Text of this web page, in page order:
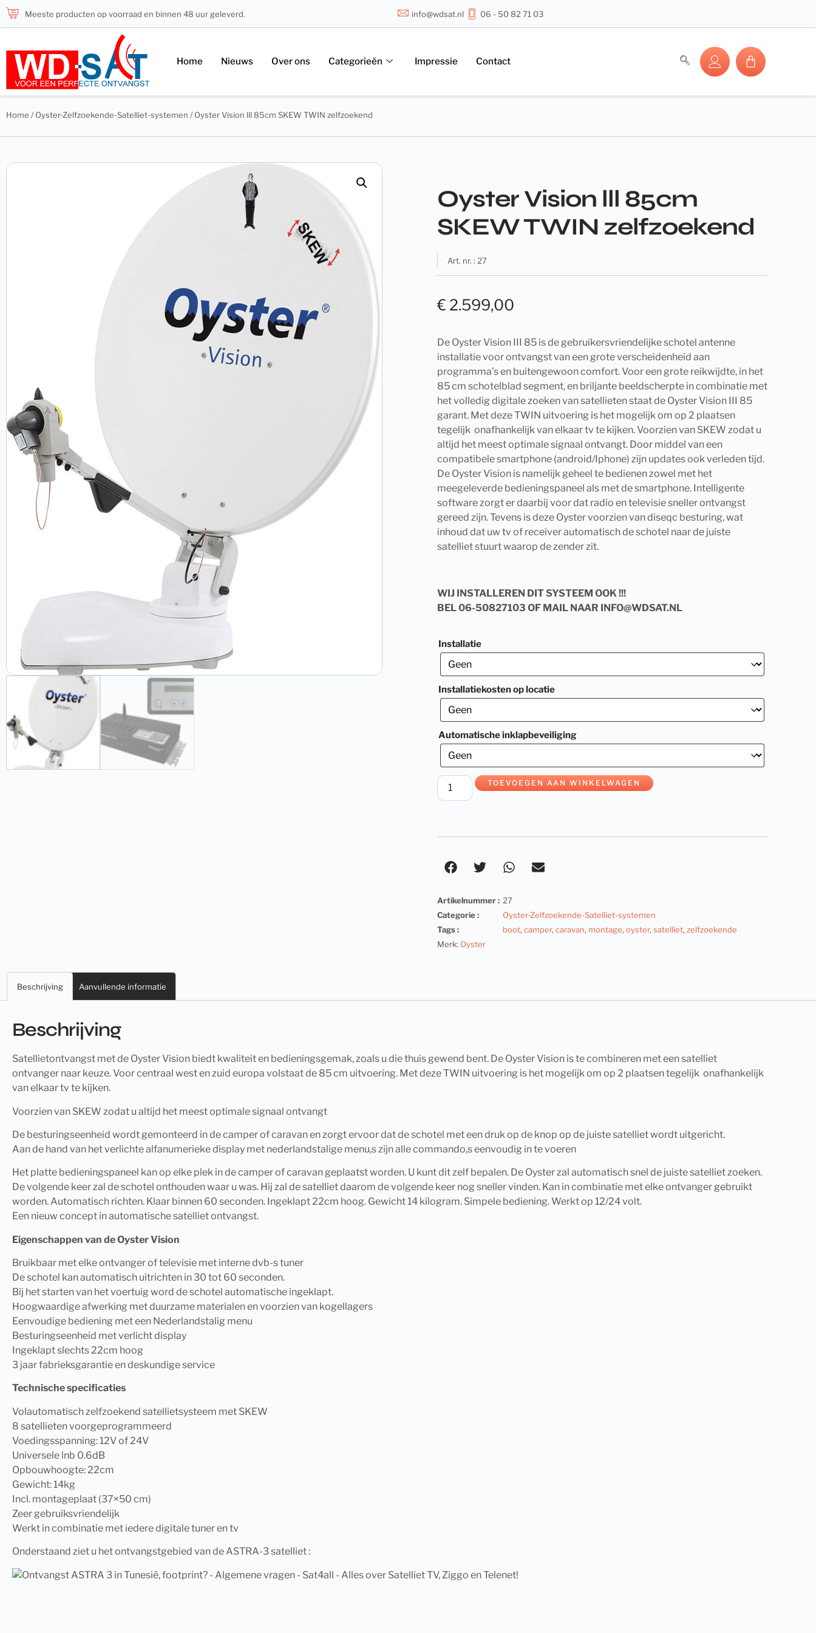
Meeste producten op voorraad en binnen 48 uur geleverd. info@wdsat.nl 06 - 50 82 71 03
Home Nieuws Over ons Categorieën Impressie Contact
Home / Oyster-Zelfzoekende-Satelliet-systemen / Oyster Vision lll 85cm SKEW TWIN zelfzoekend
Oyster Vision lll 85cm
SKEW TWIN zelfzoekend
Art. nr. : 27
€ 2.599,00
De Oyster Vision III 85 is de gebruikersvriendelijke schotel antenne
installatie voor ontvangst van een grote verscheidenheid aan
programma’s en buitengewoon comfort. Voor een grote reikwijdte, in het
85 cm schotelblad segment, en briljante beeldscherpte in combinatie met
het volledig digitale zoeken van satellieten staat de Oyster Vision III 85
garant. Met deze TWIN uitvoering is het mogelijk om op 2 plaatsen
tegelijk onafhankelijk van elkaar tv te kijken. Voorzien van SKEW zodat u
altijd het meest optimale signaal ontvangt. Door middel van een
compatibele smartphone (android/Iphone) zijn updates ook verleden tijd.
De Oyster Vision is namelijk geheel te bedienen zowel met het
meegeleverde bedieningspaneel als met de smartphone. Intelligente
software zorgt er daarbij voor dat radio en televisie sneller ontvangst
gereed zijn. Tevens is deze Oyster voorzien van diseqc besturing, wat
inhoud dat uw tv of receiver automatisch de schotel naar de juiste
satelliet stuurt waarop de zender zit.
WIJ INSTALLEREN DIT SYSTEEM OOK !!!
BEL06-50827103 OF MAIL NAAR INFO@WDSAT.NL
Installatie
Installatiekosten op locatie
Automatische inklapbeveiliging
TOEVOEGEN AAN WINKELWAGEN
Artikelnummer : 27
Categorie :
Oyster-Zelfzoekende-Satelliet-systemen
Tags :
boot, camper, caravan, montage, oyster, satelliet, zelfzoekende
Merk: Oyster
Beschrijving Aanvullende informatie
Beschrijving
Satellietontvangst met de Oyster Vision biedt kwaliteit en bedieningsgemak, zoals u die thuis gewend bent. De Oyster Vision is te combineren met een satelliet
ontvanger naar keuze. Voor centraal west en zuid europa volstaat de 85 cm uitvoering. Met deze TWIN uitvoering is het mogelijk om op 2 plaatsen tegelijk onafhankelijk
van elkaar tv te kijken.
Voorzien van SKEW zodat u altijd het meest optimale signaal ontvangt
De besturingseenheid wordt gemonteerd in de camper of caravan en zorgt ervoor dat de schotel met een druk op de knop op de juiste satelliet wordt uitgericht.
Aan de hand van het verlichte alfanumerieke display met nederlandstalige menu,s zijn alle commando,s eenvoudig in te voeren
Het platte bedieningspaneel kan op elke plek in de camper of caravan geplaatst worden. U kunt dit zelf bepalen. De Oyster zal automatisch snel de juiste satelliet zoeken.
De volgende keer zal de schotel onthouden waar u was. Hij zal de satelliet daarom de volgende keer nog sneller vinden. Kan in combinatie met elke ontvanger gebruikt
worden. Automatisch richten. Klaar binnen 60 seconden. Ingeklapt 22cm hoog. Gewicht 14 kilogram. Simpele bediening. Werkt op 12/24 volt.
Een nieuw concept in automatische satelliet ontvangst.
Eigenschappen van de Oyster Vision
Bruikbaar met elke ontvanger of televisie met interne dvb-s tuner
De schotel kan automatisch uitrichten in 30 tot 60 seconden.
Bij het starten van het voertuig word de schotel automatische ingeklapt.
Hoogwaardige afwerking met duurzame materialen en voorzien van kogellagers
Eenvoudige bediening met een Nederlandstalig menu
Besturingseenheid met verlicht display
Ingeklapt slechts 22cm hoog
3 jaar fabrieksgarantie en deskundige service
Technische specificaties
Volautomatisch zelfzoekend satellietsysteem met SKEW
8 satellieten voorgeprogrammeerd
Voedingsspanning: 12V of 24V
Universele lnb 0.6dB
Opbouwhoogte: 22cm
Gewicht: 14kg
Incl. montageplaat (37×50 cm)
Zeer gebruiksvriendelijk
Werkt in combinatie met iedere digitale tuner en tv
Onderstaand ziet u het ontvangstgebied van de ASTRA-3 satelliet :